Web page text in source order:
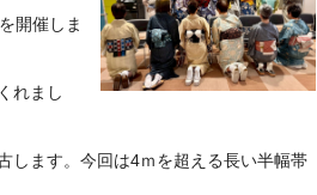
開催しま
れまし
します。今回は4ｍを超える長い半幅帯